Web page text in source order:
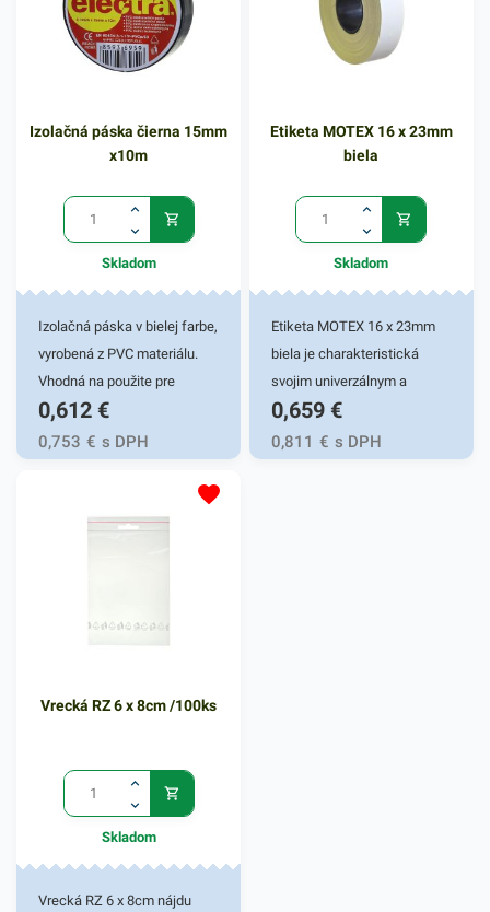
Plastový pohár zabezpečí
rýchly a spoľahlivý prenos
nenáročné, praktické a
jednoduché používanie.
12 kusov bielych pohárov. V
našej ponuke nájdete ďalšie
podobné produkty, ktoré vás
zaručene oslovia.
Izolačná páska čierna 15mm
x10m
Skladom
Izolačná páska v bielej farbe,
vyrobená z PVC materiálu.
Vhodná na použite pre
domácich kutilov, ale aj
elektroprofíkov. Spoľahlivo
odiizoluje a označí káble.
Dĺžka návinu 10m a šírke15
mm. Odolnosť je 20 N/cm.
0,612 €
0,753 € s DPH
Etiketa MOTEX 16 x 23mm
biela
Skladom
Etiketa MOTEX 16 x 23mm
biela je charakteristická
svojim univerzálnym a
všestranným využitím.
Používa sa či samostatne,
alebo do etiketovacích
0,659 €
0,811 € s DPH
Vrecká RZ 6 x 8cm /100ks
Skladom
Vrecká RZ 6 x 8cm nájdu